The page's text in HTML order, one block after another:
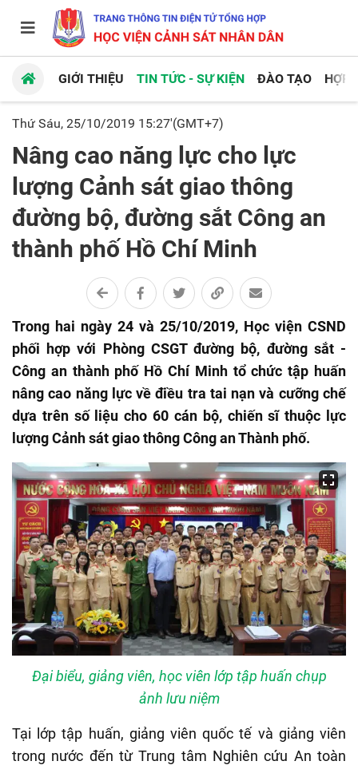
GIỚI THIỆU TIN TỨC - SỰ KIỆN ĐÀO TẠO HỢP
Thứ Sáu, 25/10/2019 15:27'(GMT+7)
Nâng cao năng lực cho lực
lượng Cảnh sát giao thông
đường bộ, đường sắt Công an
thành phố Hồ Chí Minh
Trong hai ngày 24 và 25/10/2019, Học viện CSND
phối hợp với Phòng CSGT đường bộ, đường sắt -
Công an thành phố Hồ Chí Minh tổ chức tập huấn
nâng cao năng lực về điều tra tai nạn và cưỡng chế
dựa trên số liệu cho 60 cán bộ, chiến sĩ thuộc lực
lượng Cảnh sát giao thông Công an Thành phố.
Đại biểu, giảng viên, học viên lớp tập huấn chụp
ảnh lưu niệm
Tại lớp tập huấn, giảng viên quốc tế và giảng viên
trong nước đến từ Trung tâm Nghiên cứu An toàn